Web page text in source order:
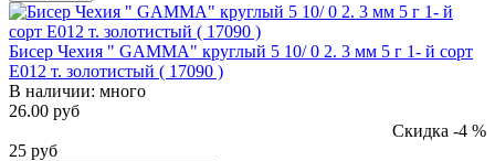
Бисер Чехия " GAMMA" круглый 5 10/ 0 2. 3 мм 5 г 1- й сорт
E012 т. золотистый ( 17090 )
В наличии: много
26.00 руб
Скидка -4 %
25 руб